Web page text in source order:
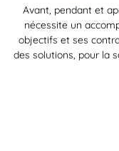
Avant, pendant et
nécessite un
objectifs et ses
des solutions, pour la